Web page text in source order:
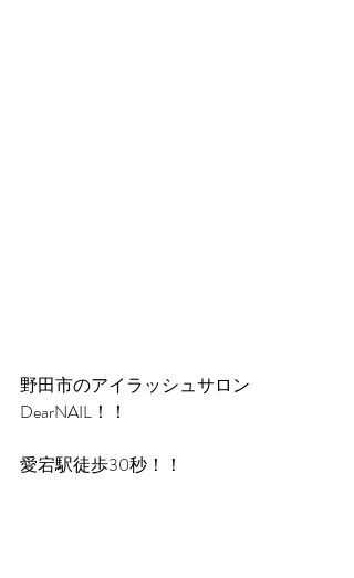
野田市のアイラッシュサロン
DearNAIL！！
愛宕駅徒歩30秒！！